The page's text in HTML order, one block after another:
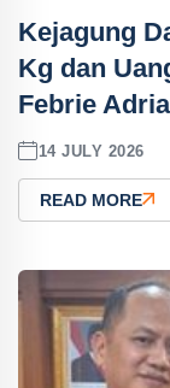
Kejagung
Kg dan
Febrie
14 JULY 2026
READ MORE